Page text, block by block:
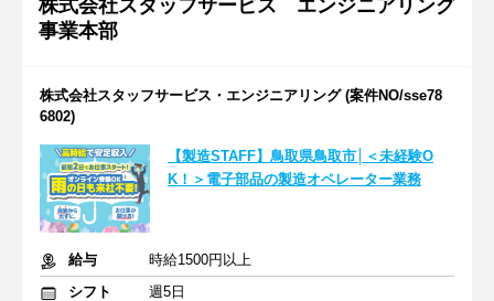
株式会社スタッフサービス エンジニアリング
事業本部
株式会社スタッフサービス・エンジニアリング (案件NO/sse78
6802)
【製造STAFF】鳥取県鳥取市│＜未経験O
K！＞電子部品の製造オペレーター業務
給与
時給1500円以上
シフト
週5日